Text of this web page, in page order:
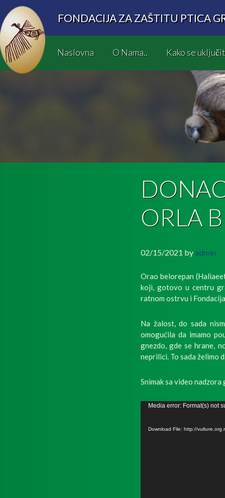
FONDACIJA ZA ZAŠTITU PTICA
Naslovna O Nama.. Kako se
ORLA
02/15/2021 by admin
Orao belorepan
koji, gotovo u centru
ratnom ostrvu i
Na žalost, do sada
omogućila da imamo
gnezdo, gde se hrane,
neprilici. To sada želimo
Snimak sa video
Прегледач
записа
Media error: Format(s) not
Download File: http://